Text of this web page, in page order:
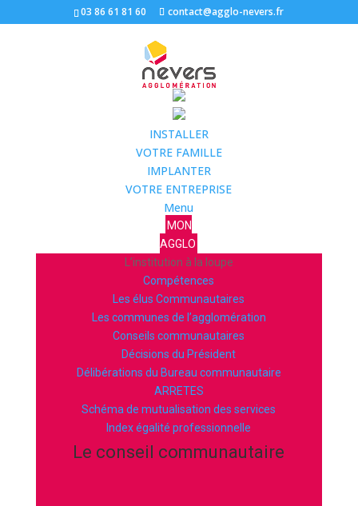
03 86 61 81 60 contact@agglo-nevers.fr
INSTALLER
VOTRE FAMILLE
IMPLANTER
VOTRE ENTREPRISE
Menu
MON
AGGLO
L’institution à la loupe
Compétences
Les élus Communautaires
Les communes de l’agglomération
Conseils communautaires
Décisions du Président
Délibérations du Bureau communautaire
ARRETES
Schéma de mutualisation des services
Index égalité professionnelle
Le conseil communautaire